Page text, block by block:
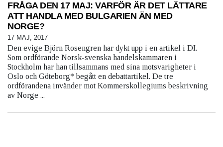
FRÅGA DEN 17 MAJ: VARFÖR ÄR DET LÄTTARE
ATT HANDLA MED BULGARIEN ÄN MED
NORGE?
17 MAJ, 2017
Den evige Björn Rosengren har dykt upp i en artikel i DI.
Som ordförande Norsk-svenska handelskammaren i
Stockholm har han tillsammans med sina motsvarigheter i
Oslo och Göteborg* begått en debattartikel. De tre
ordförandena invänder mot Kommerskollegiums beskrivning
av Norge ...